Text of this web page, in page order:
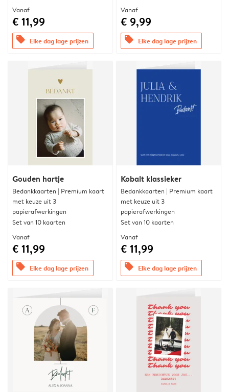
Vanaf
€ 11,99
offers Elke dag lage prijzen
Vanaf
€ 9,99
offers Elke dag lage prijzen
Gouden hartje
Bedankkaarten | Premium kaart
met keuze uit 3
papierafwerkingen
Set van 10 kaarten
Vanaf
€ 11,99
offers Elke dag lage prijzen
Kobalt klassieker
Bedankkaarten | Premium kaart
met keuze uit 3
papierafwerkingen
Set van 10 kaarten
Vanaf
€ 11,99
offers Elke dag lage prijzen